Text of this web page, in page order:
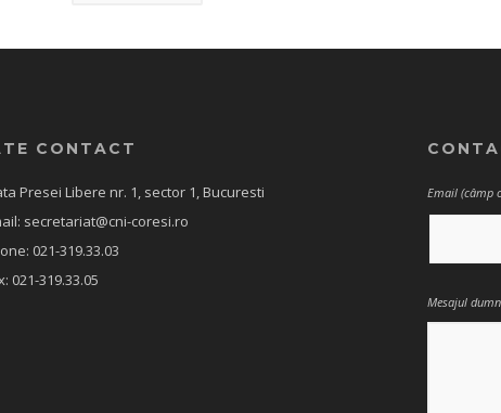
CONTACT
Presei Libere nr. 1, sector 1, Bucuresti
secretariat@cni-coresi.ro
021-319.33.03
021-319.33.05
Email (câmp
Mesajul